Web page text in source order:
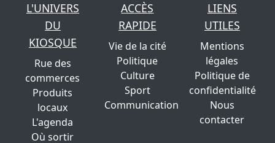
L'UNIVERS
DU
KIOSQUE
Rue des
commerces
Produits
locaux
L'agenda
Où sortir
ACCÈS
RAPIDE
Vie de la cité
Politique
Culture
Sport
Communication
LIENS
UTILES
Mentions
légales
Politique de
confidentialité
Nous
contacter